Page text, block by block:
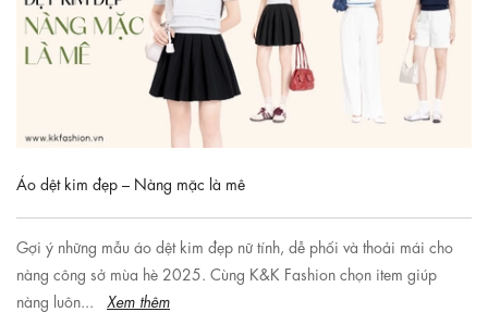
Áo dệt kim đẹp – Nàng mặc là mê
Gợi ý những mẫu áo dệt kim đẹp nữ tính, dễ phối và thoải mái cho
nàng công sở mùa hè 2025. Cùng K&K Fashion chọn item giúp
nàng luôn...
Xem thêm